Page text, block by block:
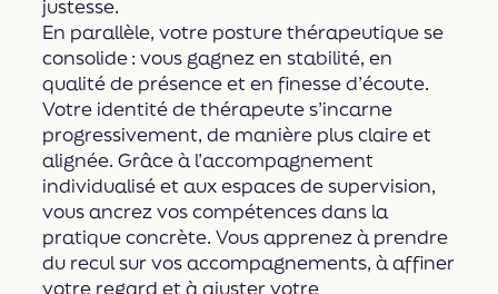
justesse.
En parallèle, votre posture thérapeutique se
consolide : vous gagnez en stabilité, en
qualité de présence et en finesse d’écoute.
Votre identité de thérapeute s’incarne
progressivement, de manière plus claire et
alignée. Grâce à l’accompagnement
individualisé et aux espaces de supervision,
vous ancrez vos compétences dans la
pratique concrète. Vous apprenez à prendre
du recul sur vos accompagnements, à affiner
votre regard et à ajuster votre